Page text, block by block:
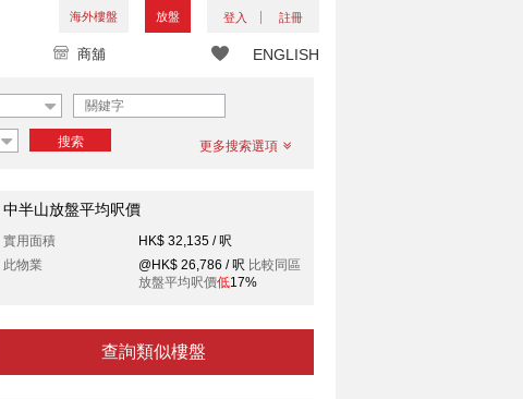
海外樓盤 放盤 登入 註冊
ENGLISH
商舖
搜索 更多搜索選項
中半山放盤平均呎價
實用面積
HK$ 32,135 / 呎
此物業
@HK$ 26,786 / 呎 比較同區
放盤平均呎價低17%
查詢類似樓盤